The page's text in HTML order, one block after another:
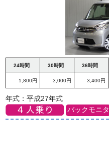
24時間 30時間 36時間
1,800円 3,000円 3,400円
年式：平成27年式
バックモニタ